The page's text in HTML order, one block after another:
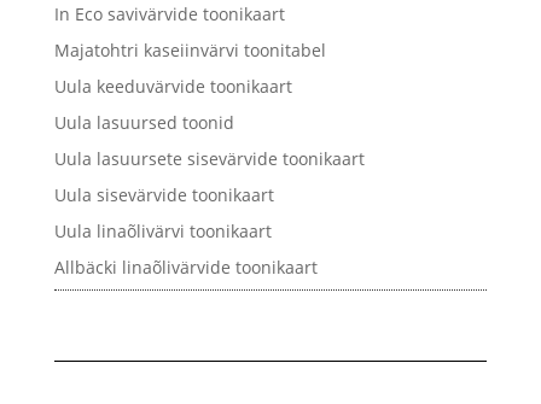
In Eco savivärvide toonikaart
Majatohtri kaseiinvärvi toonitabel
Uula keeduvärvide toonikaart
Uula lasuursed toonid
Uula lasuursete sisevärvide toonikaart
Uula sisevärvide toonikaart
Uula linaõlivärvi toonikaart
Allbäcki linaõlivärvide toonikaart